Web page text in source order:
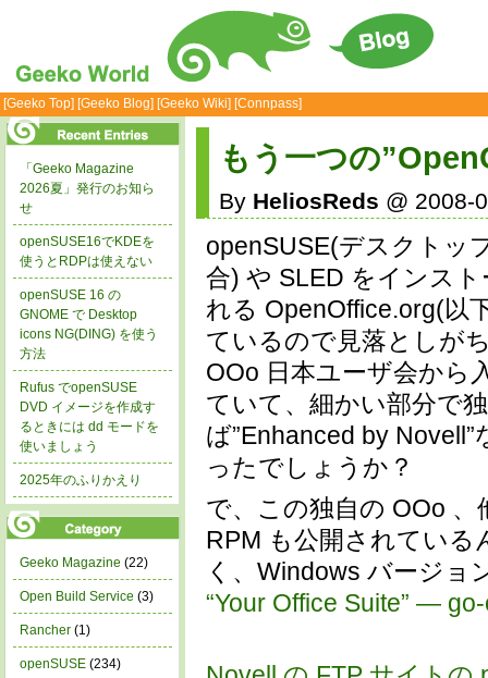
[Geeko Top] [Geeko Blog] [Geeko Wiki] [Connpass]
もう一つの
By HeliosReds @ 2008-
openSUSE(デスクトッ
合) や SLED をインス
れる OpenOffice.org(以
ているので見落としが
OOo 日本ユーザ会から
ていて、細かい部分で
ば”Enhanced by
ったでしょうか？
で、この独自の OOo
RPM も公開されてい
く、Windows バージョ
“Your Office Suite” —
「Geeko Magazine
2026夏」発行のお知ら
せ
openSUSE16でKDEを
使うとRDPは使えない
openSUSE 16 の
GNOME で Desktop
icons NG(DING) を使う
方法
Rufus でopenSUSE
DVD イメージを作成す
るときには dd モードを
使いましょう
2025年のふりかえり
Geeko Magazine (22)
Open Build Service (3)
Rancher (1)
openSUSE (234)